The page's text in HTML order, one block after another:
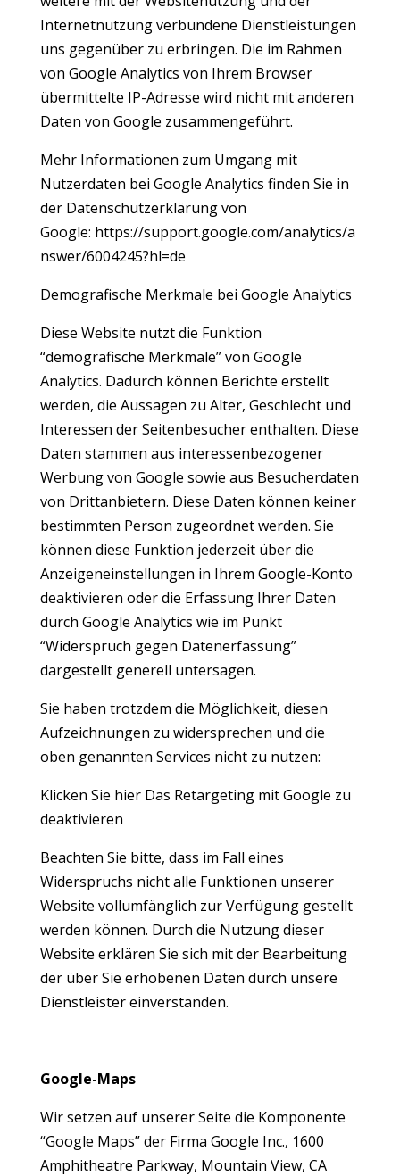
Internetnutzung verbundene Dienstleistungen
uns gegenüber zu erbringen. Die im Rahmen
von Google Analytics von Ihrem Browser
übermittelte IP-Adresse wird nicht mit anderen
Daten von Google zusammengeführt.
Mehr Informationen zum Umgang mit
Nutzerdaten bei Google Analytics finden Sie in
der Datenschutzerklärung von
Google: https://support.google.com/analytics/a
nswer/6004245?hl=de
Demografische Merkmale bei Google Analytics
Diese Website nutzt die Funktion
“demografische Merkmale” von Google
Analytics. Dadurch können Berichte erstellt
werden, die Aussagen zu Alter, Geschlecht und
Interessen der Seitenbesucher enthalten. Diese
Daten stammen aus interessenbezogener
Werbung von Google sowie aus Besucherdaten
von Drittanbietern. Diese Daten können keiner
bestimmten Person zugeordnet werden. Sie
können diese Funktion jederzeit über die
Anzeigeneinstellungen in Ihrem Google-Konto
deaktivieren oder die Erfassung Ihrer Daten
durch Google Analytics wie im Punkt
“Widerspruch gegen Datenerfassung”
dargestellt generell untersagen.
Sie haben trotzdem die Möglichkeit, diesen
Aufzeichnungen zu widersprechen und die
oben genannten Services nicht zu nutzen:
Klicken Sie hier Das Retargeting mit Google zu
deaktivieren
Beachten Sie bitte, dass im Fall eines
Widerspruchs nicht alle Funktionen unserer
Website vollumfänglich zur Verfügung gestellt
werden können. Durch die Nutzung dieser
Website erklären Sie sich mit der Bearbeitung
der über Sie erhobenen Daten durch unsere
Dienstleister einverstanden.
Google-Maps
Wir setzen auf unserer Seite die Komponente
“Google Maps” der Firma Google Inc., 1600
Amphitheatre Parkway, Mountain View, CA